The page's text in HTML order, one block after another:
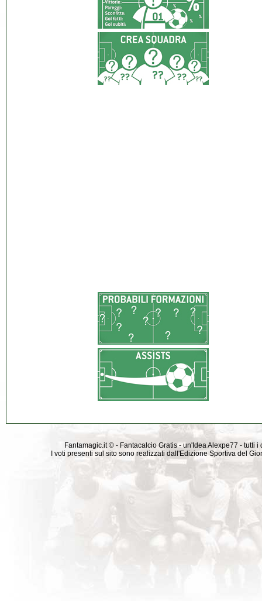
Fantamagic.it © - Fantacalcio Gratis - un'Idea Alexpe77 -
I voti presenti sul sito sono realizzati dall'Edizione Sportiva del